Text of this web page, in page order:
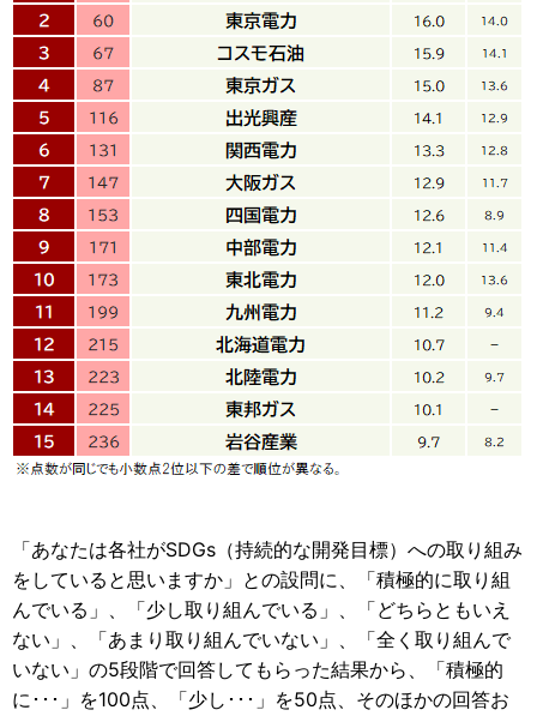
「あなたは各社がSDGs（持続的な開発目標）への取り組み
をしていると思いますか」との設問に、「積極的に取り組
んでいる」、「少し取り組んでいる」、「どちらともいえ
ない」、「あまり取り組んでいない」、「全く取り組んで
いない」の5段階で回答してもらった結果から、「積極的
に･･･」を100点、「少し･･･」を50点、そのほかの回答お